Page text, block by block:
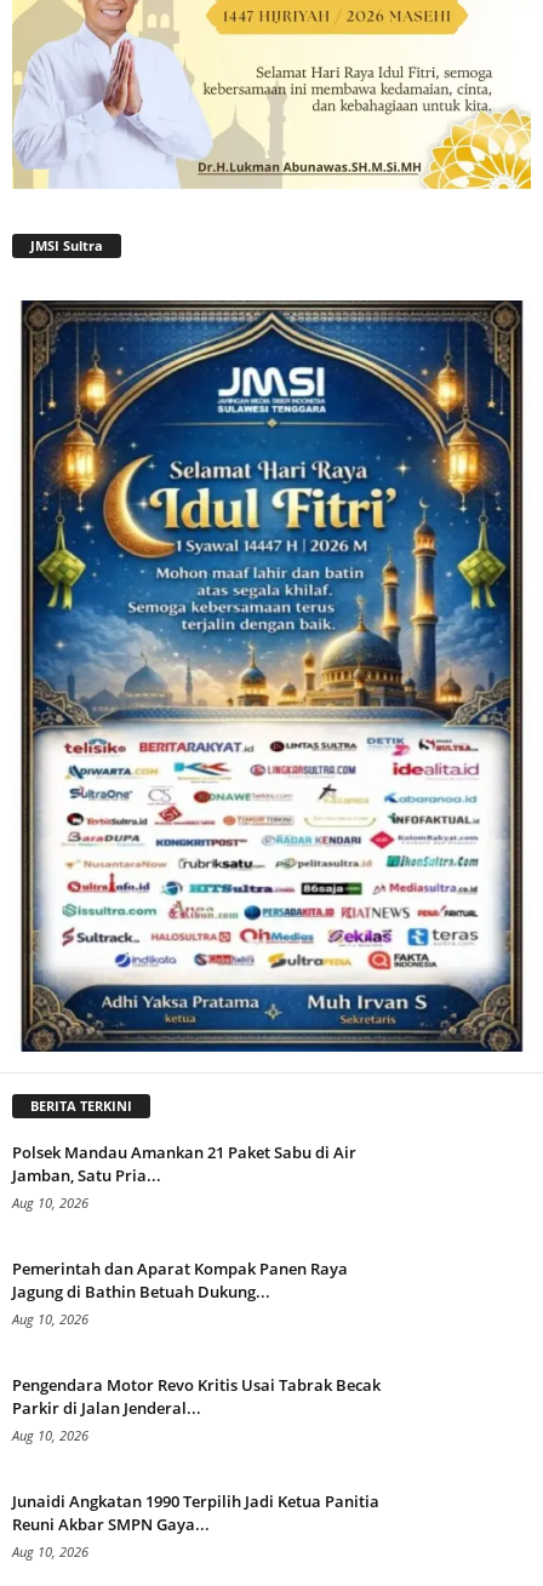
JMSI Sultra
BERITA TERKINI
Polsek Mandau Amankan 21 Paket Sabu di Air
Jamban, Satu Pria...
Aug 10, 2026
Pemerintah dan Aparat Kompak Panen Raya
Jagung di Bathin Betuah Dukung...
Aug 10, 2026
Pengendara Motor Revo Kritis Usai Tabrak Becak
Parkir di Jalan Jenderal...
Aug 10, 2026
Junaidi Angkatan 1990 Terpilih Jadi Ketua Panitia
Reuni Akbar SMPN Gaya...
Aug 10, 2026